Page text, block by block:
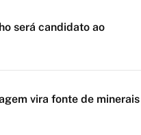
será candidato ao
vira fonte de minerais